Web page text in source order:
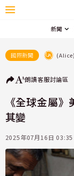
新聞
國際新聞
朗讀客服討論區
《全球金屬
其變
2025年07月16日